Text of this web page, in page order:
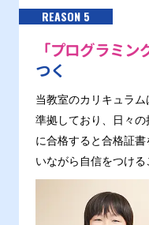
REASON 5
「プログラミ
つく
当教室のカリキュラ
準拠しており、日々
に合格すると合格証
いながら自信をつける